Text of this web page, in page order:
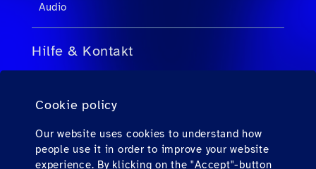
Cookie policy
Our website uses cookies to understand how
people use it in order to improve your website
experience. By klicking on the "Accept"-button
Audio
Hilfe & Kontakt
FAQs für Passagiere
Kontakt
Downloads